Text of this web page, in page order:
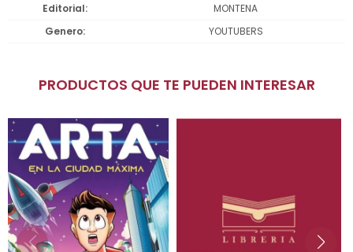
Editorial
MONTENA
Genero
YOUTUBERS
PRODUCTOS QUE TE PUEDEN INTERESAR